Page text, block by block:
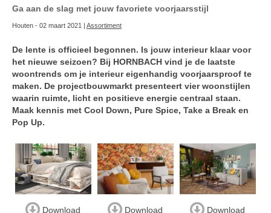
Ga aan de slag met jouw favoriete voorjaarsstijl
Houten - 02 maart 2021 | Assortiment
De lente is officieel begonnen. Is jouw interieur klaar voor
het nieuwe seizoen? Bij HORNBACH vind je de laatste
woontrends om je interieur eigenhandig voorjaarsproof te
maken. De projectbouwmarkt presenteert vier woonstijlen
waarin ruimte, licht en positieve energie centraal staan.
Maak kennis met Cool Down, Pure Spice, Take a Break en
Pop Up.
Download Download Download